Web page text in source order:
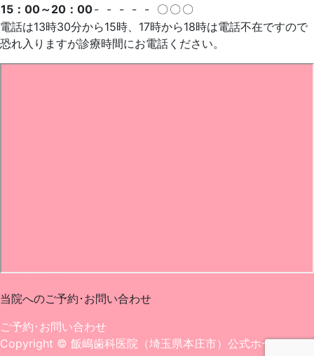
15：00～20：00- - - - - 〇 〇 〇
電話は13時30分から15時、17時から18時は電話不在ですので
恐れ入りますが診療時間にお電話ください。
当院へのご予約･ お問い合わせ
ご予約･お問い合わせ
Copyright © 飯嶋歯科医院（埼玉県本庄市）公式ホームペー